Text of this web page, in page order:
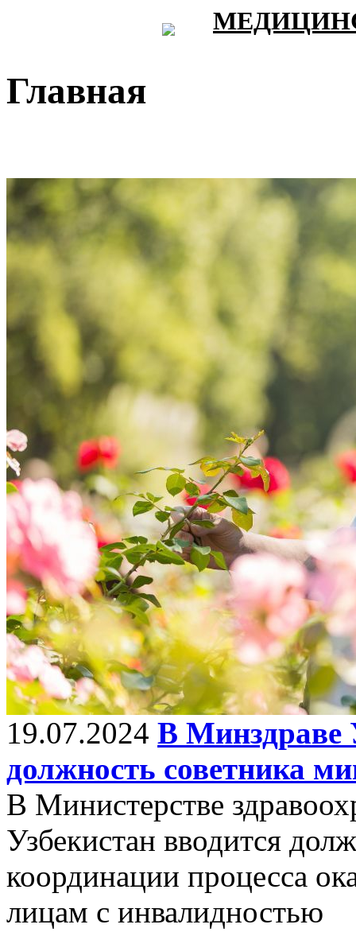
Главная
19.07.2024 В Минздраве
должность советника
В Министерстве
Узбекистан вводится
координации процесса
лицам с инвалидностью